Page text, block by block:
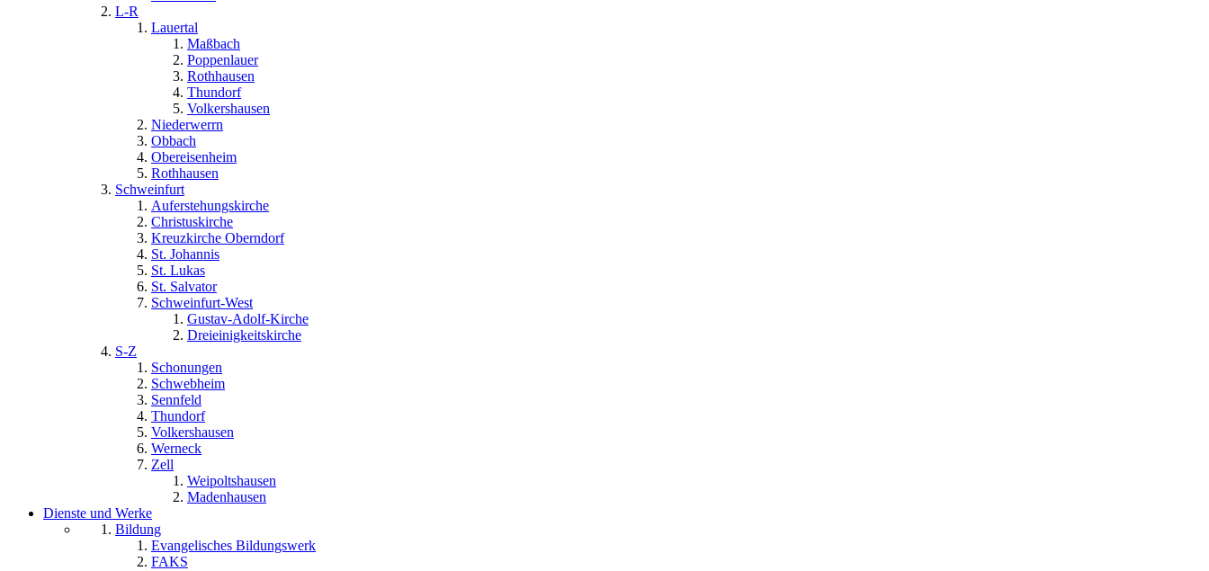
L-R
Lauertal
Maßbach
Poppenlauer
Rothhausen
Thundorf
Volkershausen
Niederwerrn
Obbach
Obereisenheim
Rothhausen
Schweinfurt
Auferstehungskirche
Christuskirche
Kreuzkirche Oberndorf
St. Johannis
St. Lukas
St. Salvator
Schweinfurt-West
Gustav-Adolf-Kirche
Dreieinigkeitskirche
S-Z
Schonungen
Schwebheim
Sennfeld
Thundorf
Volkershausen
Werneck
Zell
Weipoltshausen
Madenhausen
Dienste und Werke
Bildung
Evangelisches Bildungswerk
FAKS